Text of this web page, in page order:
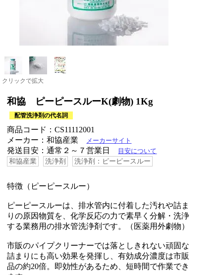
クリックで拡大
和協 ピーピースルーK(劇物) 1Kg
配管洗浄剤の代名詞
商品コード：CS11112001
メーカー：和協産業
メーカーサイト
発送目安：通常２～７営業日 目安について
和協産業 洗浄剤 洗浄剤：ピーピースルー
特徴（ピーピースルー）
ピーピースルーは、排水管内に付着した汚れや詰ま
りの原因物質を、化学反応の力で素早く分解・洗浄
する業務用の排水管洗浄剤です。（医薬用外劇物）
市販のパイプクリーナーでは落としきれない頑固な
詰まりにも高い効果を発揮し、有効成分濃度は市販
品の約20倍。即効性があるため、短時間で作業でき